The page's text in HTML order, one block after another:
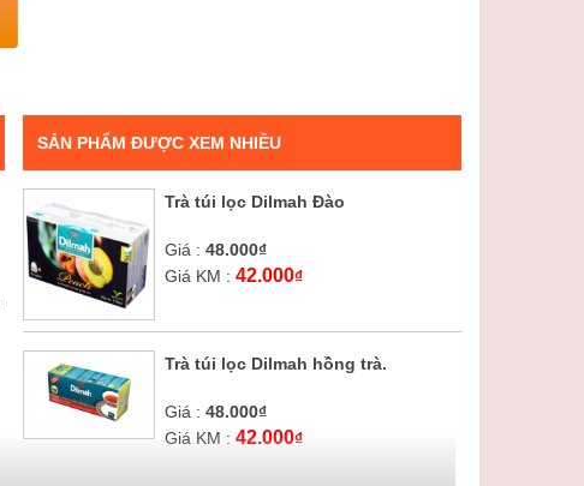
SẢN PHẨM ĐƯỢC XEM NHIỀU
Trà túi lọc Dilmah Đào
Giá : 48.000₫
Giá KM : 42.000₫
Trà túi lọc Dilmah hồng trà.
Giá : 48.000₫
Giá KM : 42.000₫